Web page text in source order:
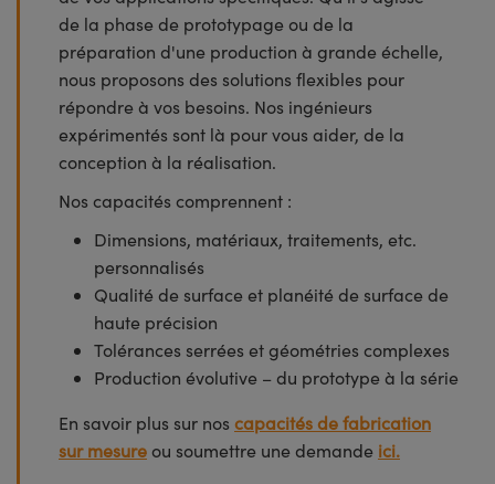
de la phase de prototypage ou de la
préparation d'une production à grande échelle,
nous proposons des solutions flexibles pour
répondre à vos besoins. Nos ingénieurs
expérimentés sont là pour vous aider, de la
conception à la réalisation.
Nos capacités comprennent :
Dimensions, matériaux, traitements, etc.
personnalisés
Qualité de surface et planéité de surface de
haute précision
Tolérances serrées et géométries complexes
Production évolutive – du prototype à la série
En savoir plus sur nos capacités de fabrication
sur mesure ou soumettre une demande ici.